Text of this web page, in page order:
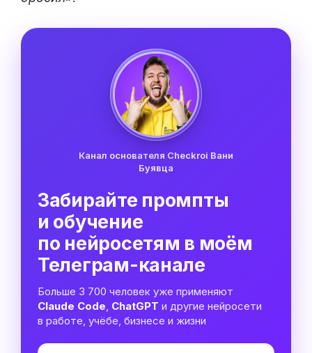
Канал основателя Checkroi Вани
Буявца
Забирайте промпты
и обучение
по нейросетям в моём
Телеграм-канале
Больше 3 700 человек уже применяют
Claude Code, ChatGPT и другие нейросети
в работе, учёбе, бизнесе и жизни